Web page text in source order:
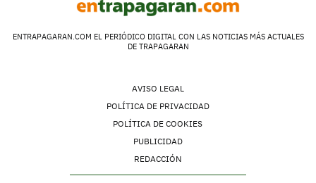
ENTRAPAGARAN.COM EL PERIÓDICO DIGITAL CON LAS NOTICIAS MÁS ACTUALES
DE TRAPAGARAN
AVISO LEGAL
POLÍTICA DE PRIVACIDAD
POLÍTICA DE COOKIES
PUBLICIDAD
REDACCIÓN